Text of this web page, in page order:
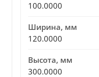
100.0000
Ширина, мм
120.0000
Высота, мм
300.0000